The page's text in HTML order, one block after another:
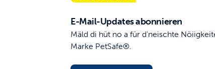
E-Mail-Updates abonnieren
Mäld di hüt no a für d'neischte
Marke PetSafe®.